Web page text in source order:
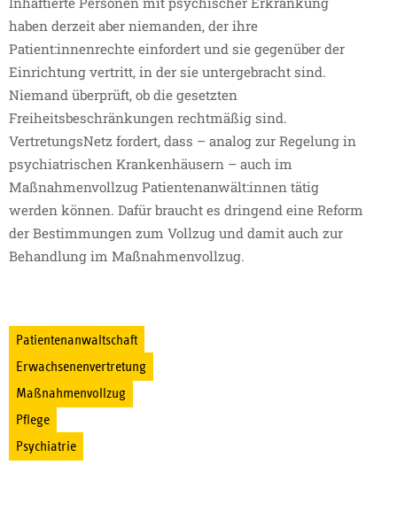
haben derzeit aber niemanden, der ihre
Patient:innenrechte einfordert und sie gegenüber der
Einrichtung vertritt, in der sie untergebracht sind.
Niemand überprüft, ob die gesetzten
Freiheitsbeschränkungen rechtmäßig sind.
VertretungsNetz fordert, dass – analog zur Regelung in
psychiatrischen Krankenhäusern – auch im
Maßnahmenvollzug Patientenanwält:innen tätig
werden können. Dafür braucht es dringend eine Reform
der Bestimmungen zum Vollzug und damit auch zur
Behandlung im Maßnahmenvollzug.
Patientenanwaltschaft
Erwachsenenvertretung
Maßnahmenvollzug
Pflege
Psychiatrie